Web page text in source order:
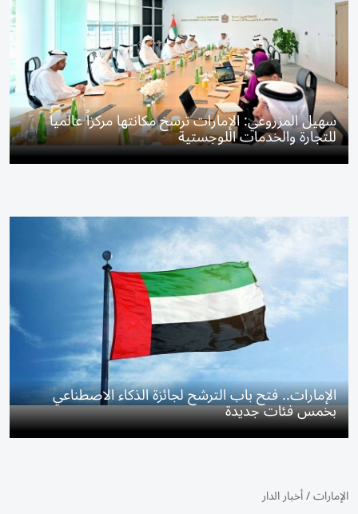
سهيل المزروعي: الإمارات ترسخ مكانتها مركزاً عالمياً
للتجارة والخدمات اللوجستية
الإمارات.. فتح باب الترشح لجائزة الذكاء الاصطناعي
بخمس فئات جديدة
الإمارات/أخبار الدار